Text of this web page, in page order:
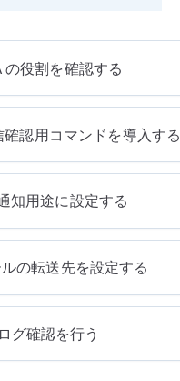
の役割を確認する
認用コマンドを導入する
知用途に設定する
の転送先を設定する
グ確認を行う